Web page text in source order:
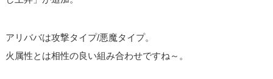
アリババは攻撃タイプ/悪魔タイプ。
火属性とは相性の良い組み合わせですね～。